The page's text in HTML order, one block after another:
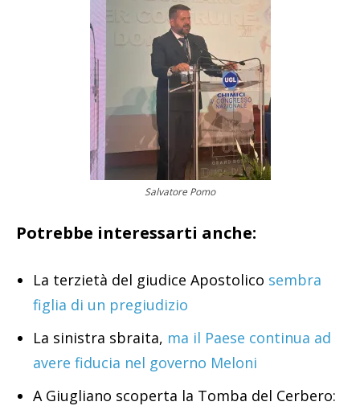
Salvatore Pomo
Potrebbe interessarti anche:
La terzietà del giudice Apostolico sembra
figlia di un pregiudizio
La sinistra sbraita, ma il Paese continua ad
avere fiducia nel governo Meloni
A Giugliano scoperta la Tomba del Cerbero: